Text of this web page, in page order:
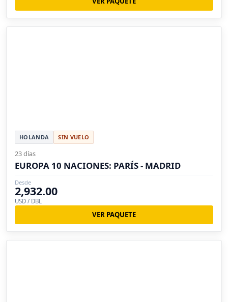
HOLANDA SIN VUELO
23 días
EUROPA 10 NACIONES: PARÍS - MADRID
Desde
2,932.00
USD / DBL
VER PAQUETE